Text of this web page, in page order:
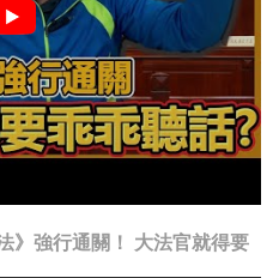
》強行通關！ 大法官就得要